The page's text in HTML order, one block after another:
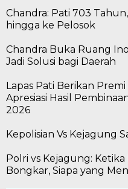
Chandra: Pati 703
hingga ke Pelosok
Chandra Buka Ruang
Jadi Solusi bagi Daerah
Lapas Pati Berikan
Apresiasi Hasil
2026
Kepolisian Vs Kejagung
Polri vs Kejagung:
Bongkar, Siapa yang